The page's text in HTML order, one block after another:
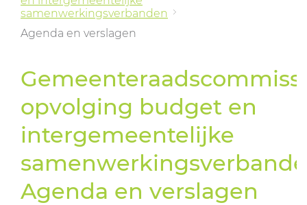
samenwerkingsverbanden
Agenda en verslagen
opvolging budget en
intergemeentelijke
Agenda en verslagen